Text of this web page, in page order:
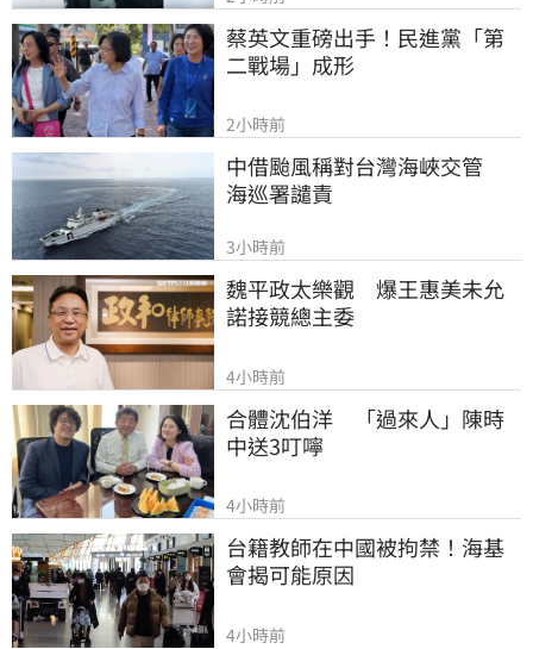
蔡英文重磅出手！民進黨「第
二戰場」成形
2小時前
中借颱風稱對台灣海峽交管
海巡署譴責
3小時前
魏平政太樂觀　爆王惠美未允
諾接競總主委
4小時前
合體沈伯洋　「過來人」陳時
中送3叮嚀
4小時前
台籍教師在中國被拘禁！海基
會揭可能原因
4小時前